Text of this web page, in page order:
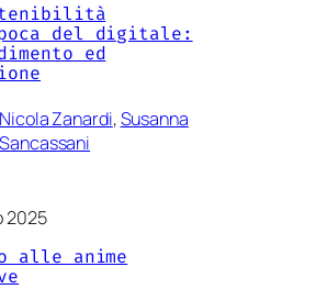
del digitale:
ed
Nicola Zanardi, Susanna
Sancassani
2025
alle anime